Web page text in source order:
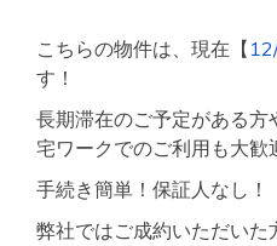
こちらの物件は、現在【
す！
長期滞在のご予定がある
宅ワークでのご利用も大歓
手続き簡単！保証人なし！
弊社ではご成約いただい